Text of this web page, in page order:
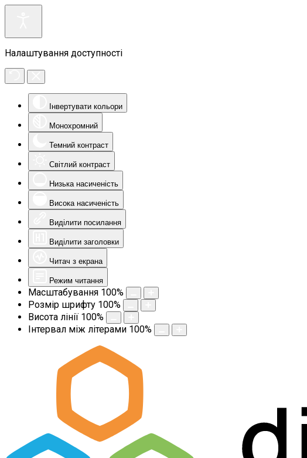
Налаштування доступності
Інвертувати кольори
Монохромний
Темний контраст
Світлий контраст
Низька насиченість
Висока насиченість
Виділити посилання
Виділити заголовки
Читач з екрана
Режим читання
Масштабування 100%
Розмір шрифту 100%
Висота лінії 100%
Інтервал між літерами 100%